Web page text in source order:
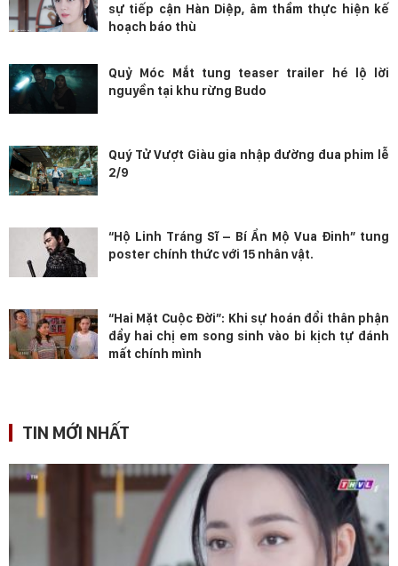
sự tiếp cận Hàn Diệp, âm thầm thực hiện kế
hoạch báo thù
Quỷ Móc Mắt tung teaser trailer hé lộ lời
nguyền tại khu rừng Budo
Quý Tử Vượt Giàu gia nhập đường đua phim lễ
2/9
“Hộ Linh Tráng Sĩ – Bí Ẩn Mộ Vua Đinh” tung
poster chính thức với 15 nhân vật.
“Hai Mặt Cuộc Đời”: Khi sự hoán đổi thân phận
đẩy hai chị em song sinh vào bi kịch tự đánh
mất chính mình
TIN MỚI NHẤT